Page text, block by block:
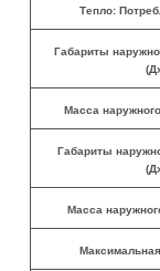
Тепло:
Габариты
Масса
Габариты
Масса